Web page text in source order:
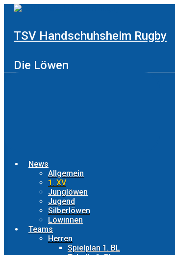
Zum
TSV Handschuhsheim Rugby
Die Löwen
News
Allgemein
1. XV
Junglöwen
Jugend
Silberlöwen
Löwinnen
Teams
Herren
Spielplan 1. BL